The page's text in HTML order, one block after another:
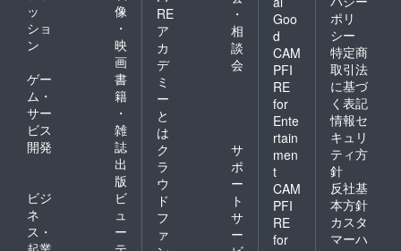
ッ
ショ
ン
像
・
映
画
ゲー
ム・
サー
ビス
開発
書
籍
・
雑
誌
出
版
ビジ
ネ
ス・
ビ
ュ
ー
RE
ア
カ
デ
ミ
ー
と
は
・
相
談
会
ク
ラ
ウ
ド
フ
ァ
サ
ポ
ー
ト
サ
ー
Goo
d
CAM
PFI
RE
for
Ente
rtain
men
t
CAM
PFI
RE
for
ポリ
シー
特定商
取引法
に基づ
く表記
情報セ
キュリ
ティ方
針
反社基
本方針
カスタ
マーハ